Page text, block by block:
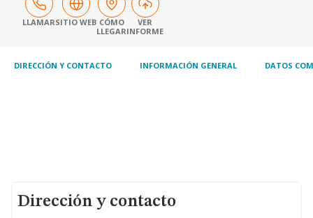
sistemas informaticos, hardware, software y
redes y sistemas de comunicacion
LLAMARSITIO WEB CÓMO
LLEGAR
VER
INFORME
DIRECCIÓN Y CONTACTO INFORMACIÓN GENERAL DATOS
Dirección y contacto